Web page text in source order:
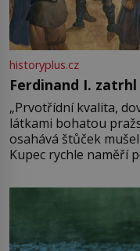
historyplus.cz
Ferdinand I.
„Prvotřídní kvalita,
látkami bohatou
osahává štůček
Kupec rychle naměří
milostpaní. Stačí
množství růžového
Vezme do ruky